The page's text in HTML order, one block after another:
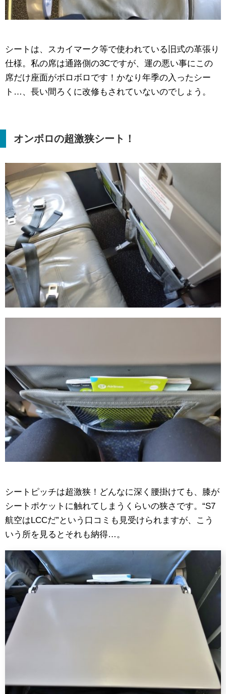
シートは、スカイマーク等で使われている旧式の革張り
仕様。私の席は通路側の3Cですが、運の悪い事にこの
席だけ座面がボロボロです！かなり年季の入ったシー
ト…、長い間ろくに改修もされていないのでしょう。
オンボロの超激狭シート！
シートピッチは超激狭！どんなに深く腰掛けても、膝が
シートポケットに触れてしまうくらいの狭さです。“S7
航空はLCCだ”という口コミも見受けられますが、こう
いう所を見るとそれも納得…。